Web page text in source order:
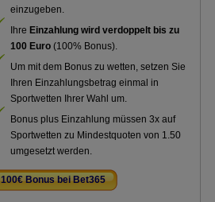
einzugeben.
Ihre Einzahlung wird verdoppelt bis zu
100 Euro (100% Bonus).
Um mit dem Bonus zu wetten, setzen Sie
Ihren Einzahlungsbetrag einmal in
Sportwetten Ihrer Wahl um.
Bonus plus Einzahlung müssen 3x auf
Sportwetten zu Mindestquoten von 1.50
umgesetzt werden.
100€ Bonus bei Bet365